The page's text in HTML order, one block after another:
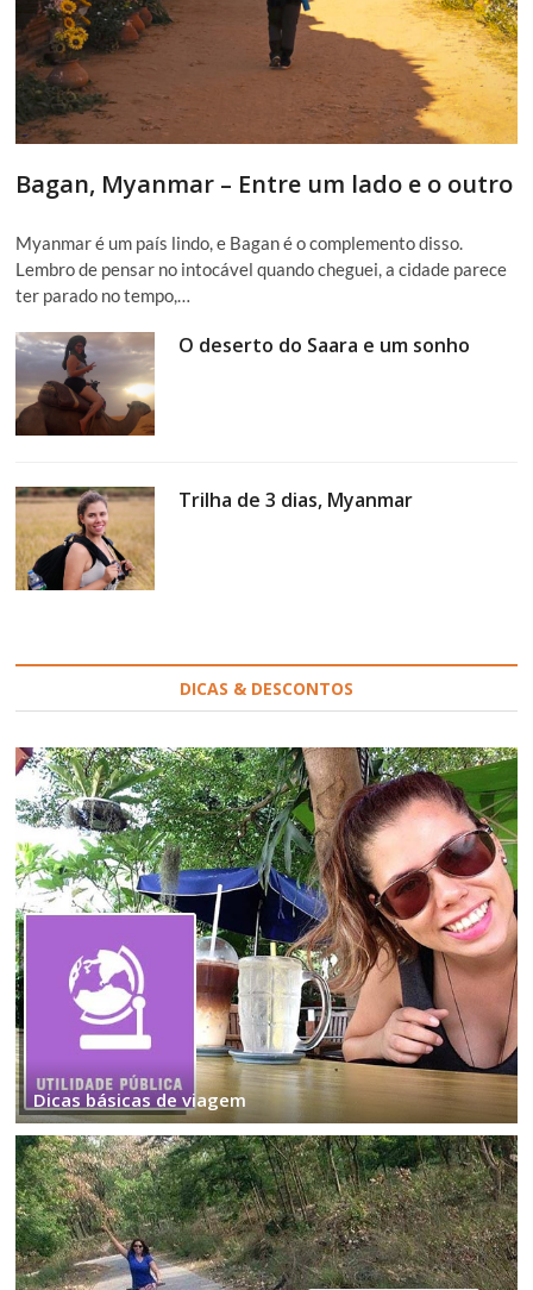
Bagan, Myanmar – Entre um lado e o outro
Myanmar é um país lindo, e Bagan é o complemento disso.
Lembro de pensar no intocável quando cheguei, a cidade parece
ter parado no tempo,…
O deserto do Saara e um sonho
Trilha de 3 dias, Myanmar
DICAS & DESCONTOS
Dicas básicas de viagem